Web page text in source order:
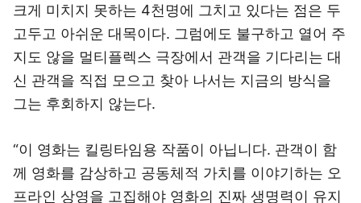
크게 미치지 못하는 4천명에 그치고 있다는 점은 두
고두고 아쉬운 대목이다. 그럼에도 불구하고 열어 주
지도 않을 멀티플렉스 극장에서 관객을 기다리는 대
신 관객을 직접 모으고 찾아 나서는 지금의 방식을
그는 후회하지 않는다.
“이 영화는 킬링타임용 작품이 아닙니다. 관객이 함
께 영화를 감상하고 공동체적 가치를 이야기하는 오
프라인 상영을 고집해야 영화의 진짜 생명력이 유지